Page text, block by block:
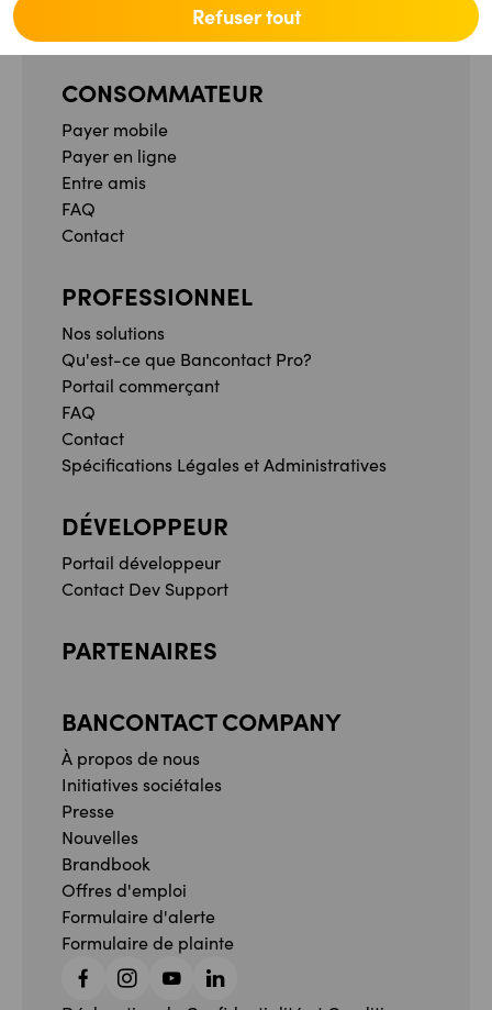
Refuser tout
CONSOMMATEUR
Payer mobile
Payer en ligne
Entre amis
FAQ
Contact
PROFESSIONNEL
Nos solutions
Qu'est-ce que Bancontact Pro?
Portail commerçant
FAQ
Contact
Spécifications Légales et Administratives
DÉVELOPPEUR
Portail développeur
Contact Dev Support
PARTENAIRES
BANCONTACT COMPANY
À propos de nous
Initiatives sociétales
Presse
Nouvelles
Brandbook
Offres d'emploi
Formulaire d'alerte
Formulaire de plainte
FacebookInstagram
YouTubeLinkedin